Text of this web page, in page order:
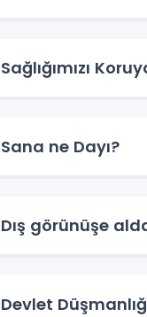
Sağlığımızı
Sana ne Dayı?
Dış görünüşe
Devlet